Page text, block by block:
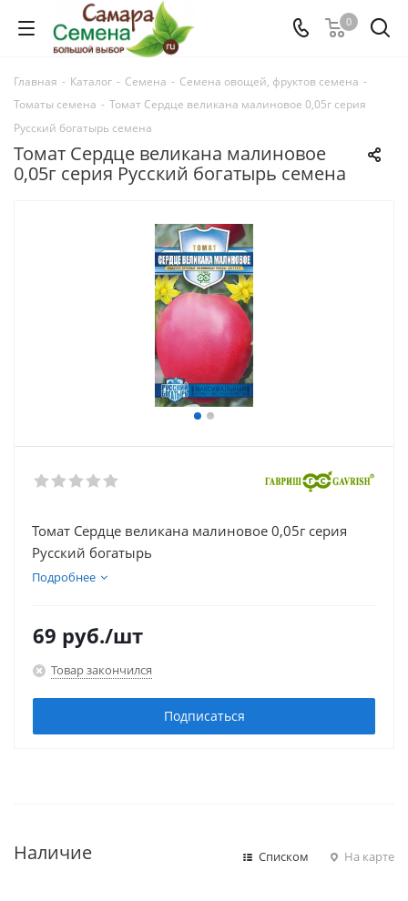
0
Главная - Каталог - Семена - Семена овощей, фруктов семена -
Томаты семена - Томат Сердце великана малиновое 0,05г серия
Русский богатырь семена
Томат Сердце великана малиновое
0,05г серия Русский богатырь семена
Томат Сердце великана малиновое 0,05г серия
Русский богатырь
Подробнее
69 руб./шт
Товар закончился
Подписаться
Наличие Списком На карте